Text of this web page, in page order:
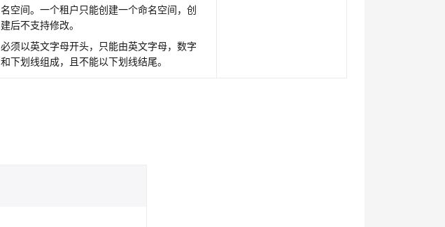
名空间。一个租户只能创建一个命名空间，创
建后不支持修改。
必须以英文字母开头，只能由英文字母，数字
和下划线组成，且不能以下划线结尾。